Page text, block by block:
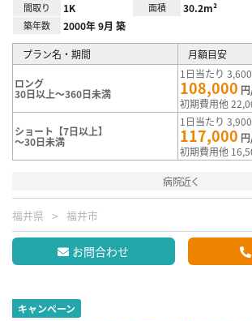
間取り 1K 面積 30.2m²
築年数 2000年 9月 築
プラン名・期間 月額目安
ロング
30日以上～360日未満
1日当たり
108,000
初期費用他
ショート【7日以上】
～30日未満
1日当たり
117,000
初期費用他
病院近く
福井県 福井市
お問合わせ
キャンペーン